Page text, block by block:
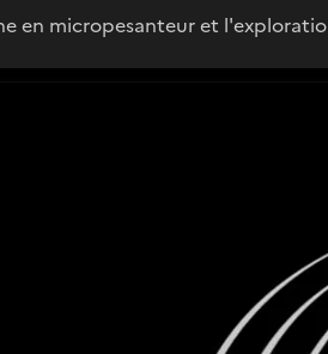
en micropesanteur et